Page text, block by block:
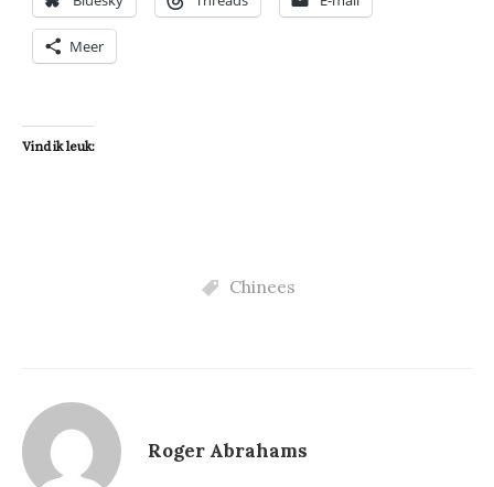
Meer
Vind ik leuk:
Chinees
Roger Abrahams